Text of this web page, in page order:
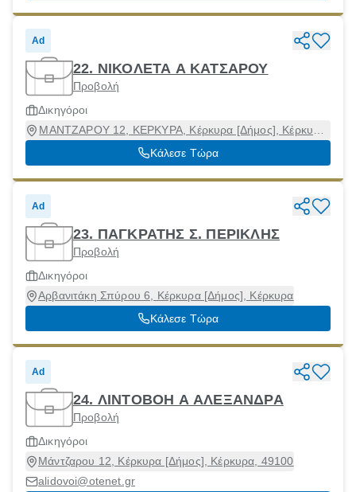
Ad
22. ΝΙΚΟΛΕΤΑ Α ΚΑΤΣΑΡΟΥ
Προβολή
Δικηγόροι
ΜΑΝΤΖΑΡΟΥ 12, ΚΕΡΚΥΡΑ, Κέρκυρα [Δήμος], Κέρκυρα,
49100
Κάλεσε Τώρα
Ad
23. ΠΑΓΚΡΑΤΗΣ Σ. ΠΕΡΙΚΛΗΣ
Προβολή
Δικηγόροι
Αρβανιτάκη Σπύρου 6, Κέρκυρα [Δήμος], Κέρκυρα
Κάλεσε Τώρα
Ad
24. ΛΙΝΤΟΒΟΗ Α ΑΛΕΞΑΝΔΡΑ
Προβολή
Δικηγόροι
Μάντζαρου 12, Κέρκυρα [Δήμος], Κέρκυρα, 49100
alidovoi@otenet.gr